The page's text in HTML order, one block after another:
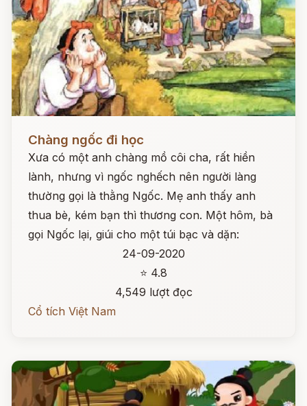
Chàng ngốc đi học
Xưa có một anh chàng mồ côi cha, rất hiền
lành, nhưng vì ngốc nghếch nên người làng
thường gọi là thằng Ngốc. Mẹ anh thấy anh
thua bè, kém bạn thì thương con. Một hôm, bà
gọi Ngốc lại, giúi cho một túi bạc và dặn:
24-09-2020
⭐ 4.8
4,549 lượt đọc
Cổ tích Việt Nam